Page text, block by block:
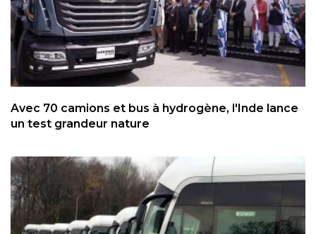
Avec 70 camions et bus à hydrogène, l'Inde lance
un test grandeur nature